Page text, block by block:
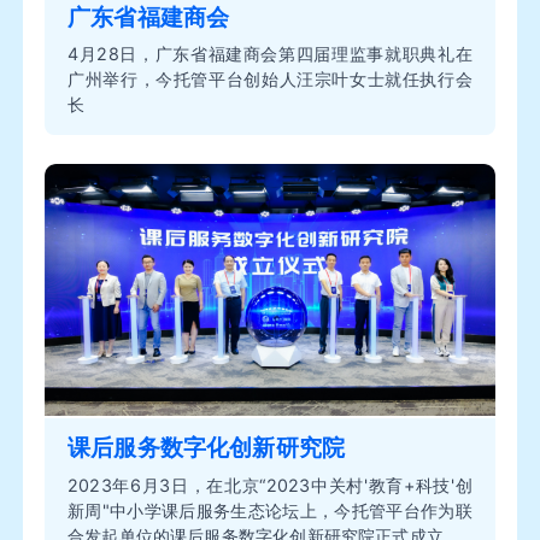
广东省福建商会
4月28日，广东省福建商会第四届理监事就职典礼在
广州举行，今托管平台创始人汪宗叶女士就任执行会
长
课后服务数字化创新研究院
2023年6月3日，在北京“2023中关村'教育+科技'创
新周"中小学课后服务生态论坛上，今托管平台作为联
合发起单位的课后服务数字化创新研究院正式成立。